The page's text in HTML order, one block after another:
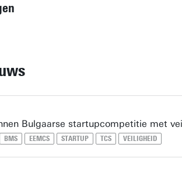
Bulgaarse startupcompetitie met
BMS EEMCS STARTUP TCS VEILIGHEID